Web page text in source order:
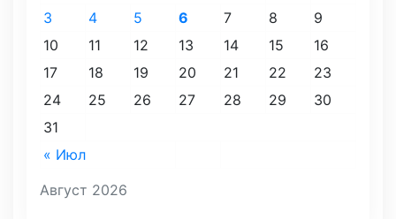
Август 2026
« Июл
3
4 5 6 7 8
9
10
11 12 13 14 15
16
17
18 19 20 21 22
23
24
25 26 27 28 29
30
31